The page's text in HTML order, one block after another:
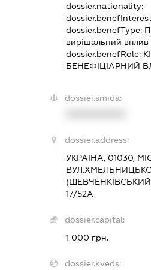
dossier.nationality: -
dossier.benefType:
вирішальний вплив
dossier.benefRole:
БЕНЕФІЦІАРНИЙ
dossier.smida:
dossier.address:
УКРАЇНА, 01030,
17/52А
dossier.capital:
1 000 грн.
dossier.kveds: